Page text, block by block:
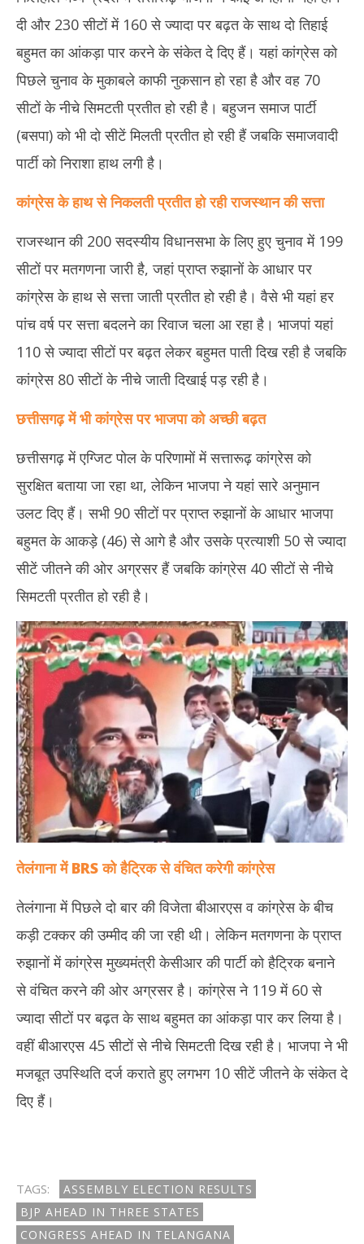
दी और 230 सीटों में 160 से ज्यादा पर बढ़त के साथ दो तिहाई
बहुमत का आंकड़ा पार करने के संकेत दे दिए हैं। यहां कांग्रेस को
पिछले चुनाव के मुकाबले काफी नुकसान हो रहा है और वह 70
सीटों के नीचे सिमटती प्रतीत हो रही है। बहुजन समाज पार्टी
(बसपा) को भी दो सीटें मिलती प्रतीत हो रही हैं जबकि समाजवादी
पार्टी को निराशा हाथ लगी है।
कांग्रेस के हाथ से निकलती प्रतीत हो रही राजस्थान की सत्ता
राजस्थान की 200 सदस्यीय विधानसभा के लिए हुए चुनाव में 199
सीटों पर मतगणना जारी है, जहां प्राप्त रुझानों के आधार पर
कांग्रेस के हाथ से सत्ता जाती प्रतीत हो रही है। वैसे भी यहां हर
पांच वर्ष पर सत्ता बदलने का रिवाज चला आ रहा है। भाजपां यहां
110 से ज्यादा सीटों पर बढ़त लेकर बहुमत पाती दिख रही है जबकि
कांग्रेस 80 सीटों के नीचे जाती दिखाई पड़ रही है।
छत्तीसगढ़ में भी कांग्रेस पर भाजपा को अच्छी बढ़त
छत्तीसगढ़ में एग्जिट पोल के परिणामों में सत्तारूढ़ कांग्रेस को
सुरक्षित बताया जा रहा था, लेकिन भाजपा ने यहां सारे अनुमान
उलट दिए हैं। सभी 90 सीटों पर प्राप्त रुझानों के आधार भाजपा
बहुमत के आकड़े (46) से आगे है और उसके प्रत्याशी 50 से ज्यादा
सीटें जीतने की ओर अग्रसर हैं जबकि कांग्रेस 40 सीटों से नीचे
सिमटती प्रतीत हो रही है।
तेलंगाना मेंBRSको हैट्रिक से वंचित करेगी कांग्रेस
तेलंगाना में पिछले दो बार की विजेता बीआरएस व कांग्रेस के बीच
कड़ी टक्कर की उम्मीद की जा रही थी। लेकिन मतगणना के प्राप्त
रुझानों में कांग्रेस मुख्यमंत्री केसीआर की पार्टी को हैट्रिक बनाने
से वंचित करने की ओर अग्रसर है। कांग्रेस ने 119 में 60 से
ज्यादा सीटों पर बढ़त के साथ बहुमत का आंकड़ा पार कर लिया है।
वहीं बीआरएस 45 सीटों से नीचे सिमटती दिख रही है। भाजपा ने भी
मजबूत उपस्थिति दर्ज कराते हुए लगभग 10 सीटें जीतने के संकेत दे
दिए हैं।
TAGS:
ASSEMBLY ELECTION RESULTS
BJP AHEAD IN THREE STATES
CONGRESS AHEAD IN TELANGANA